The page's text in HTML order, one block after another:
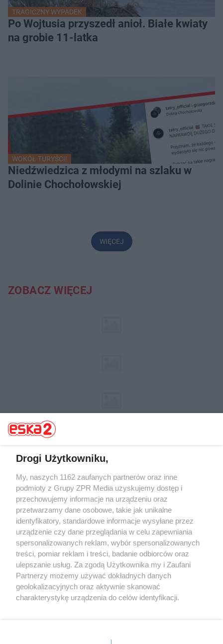
TRAGICZNY WYPADEK
Po Wojtusia przyszedł anioł. Białe kwiaty
na grobie 11-latka
WOKÓŁ TURYŚCI!
Niedźwiedzica z młodymi na szlaku w
Dolinie Chochołowskiej
WIĘCEJ
ZOBACZ WIĘCEJ
Żaden utwór zamieszczony w serwisie nie może być powielany i
rozpowszechniany lub dalej rozpowszechniany w jakikolwiek sposób (w
tym także elektroniczny lub mechaniczny) na jakimkolwiek polu
eksploatacji w jakiejkolwiek formie, włącznie z umieszczaniem w
Internecie bez pisemnej zgody właściciela praw. Jakiekolwiek użycie lub
wykorzystanie utworów w całości lub w części z naruszeniem prawa,
tzn. bez właściwej zgody, jest zabronione pod groźbą kary i może być
ścigane prawnie.
Drogi Użytkowniku,
My, naszych 1162 zaufanych partnerów oraz inne
podmioty z Grupy ZPR Media uzyskujemy dostęp i
przechowujemy informacje na urządzeniu oraz
przetwarzamy dane osobowe, takie jak unikalne
identyfikatory, standardowe informacje wysyłane przez
urządzenie czy dane przeglądania w celu zapewniania
spersonalizowanych reklam, wybór spersonalizowanych
treści, pomiar reklam i treści, badanie odbiorców oraz
ulepszanie usług. Za zgodą Użytkownika my i Zaufani
Partnerzy możemy używać dokładnych danych
geolokalizacyjnych oraz aktywnie skanować
charakterystykę urządzenia do celów identyfikacji.
zmienić/wycofać klikając przycisk ustawień prywatności